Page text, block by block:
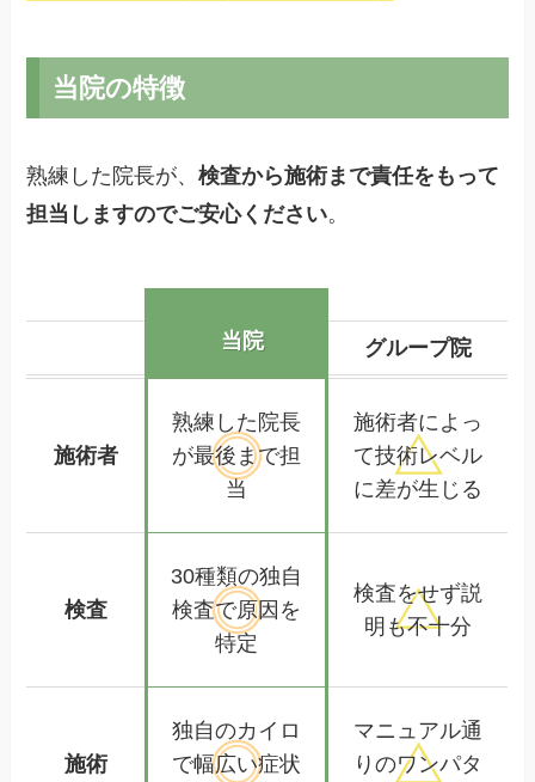
当院の特徴
熟練した院長が、検査から施術まで責任をもって
担当しますのでご安心ください。
当院 グループ院
施術者
熟練した 院長
が最後まで担
当
施術者によっ
て技術レベル
に差が生じる
検査
30種類の独自
検査で原因を
特定
検査をせず説
明も不十分
施術
独自のカイロ
で幅広い症状
マニュアル通
りのワンパタ